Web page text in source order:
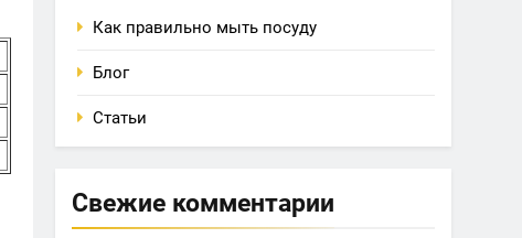
Как правильно мыть посуду
Блог
Статьи
Свежие комментарии